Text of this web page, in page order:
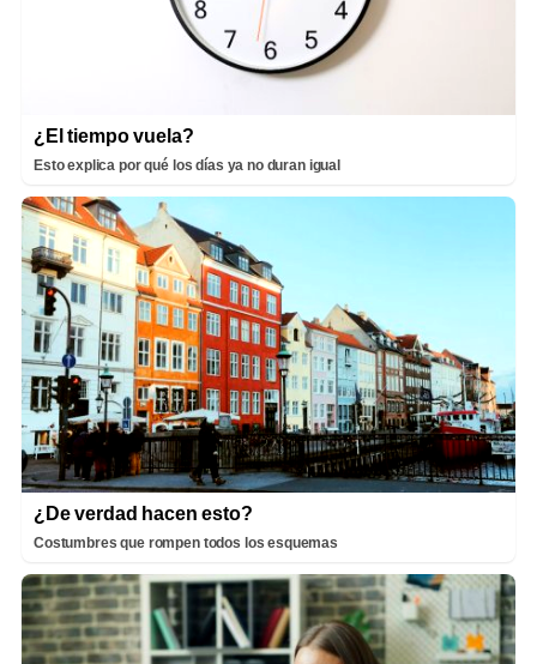
¿El tiempo vuela?
Esto explica por qué los días ya no duran igual
¿De verdad hacen esto?
Costumbres que rompen todos los esquemas